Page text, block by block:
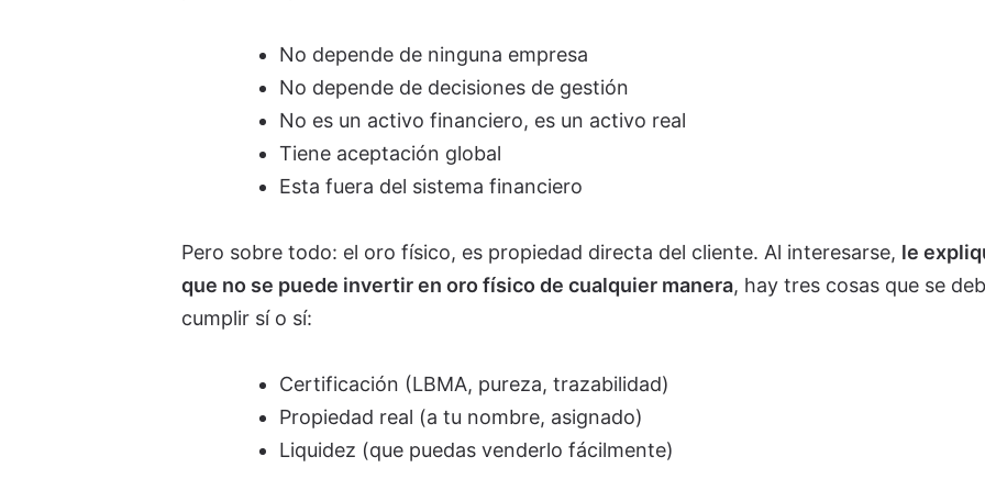
No depende de ninguna empresa
No depende de decisiones de gestión
No es un activo financiero, es un activo real
Tiene aceptación global
Esta fuera del sistema financiero
Pero sobre todo: el oro físico, es propiedad directa del cliente. Al interesarse, le
que no se puede invertir en oro físico de cualquier manera, hay tres cosas que se
cumplir sí o sí:
Certificación (LBMA, pureza, trazabilidad)
Propiedad real (a tu nombre, asignado)
Liquidez (que puedas venderlo fácilmente)